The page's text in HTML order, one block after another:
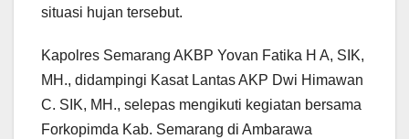
situasi hujan tersebut.
Kapolres Semarang AKBP Yovan Fatika H A, SIK,
MH., didampingi Kasat Lantas AKP Dwi Himawan
C. SIK, MH., selepas mengikuti kegiatan bersama
Forkopimda Kab. Semarang di Ambarawa